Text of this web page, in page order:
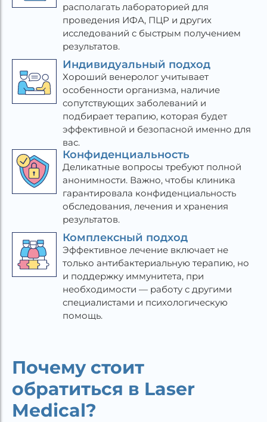
располагать лабораторией для
проведения ИФА, ПЦР и других
исследований с быстрым получением
результатов.
Индивидуальный подход
Хороший венеролог учитывает
особенности организма, наличие
сопутствующих заболеваний и
подбирает терапию, которая будет
эффективной и безопасной именно для
вас.
Конфиденциальность
Деликатные вопросы требуют полной
анонимности. Важно, чтобы клиника
гарантировала конфиденциальность
обследования, лечения и хранения
результатов.
Комплексный подход
Эффективное лечение включает не
только антибактериальную терапию, но
и поддержку иммунитета, при
необходимости — работу с другими
специалистами и психологическую
помощь.
Почему стоит
обратиться в Laser
Medical?